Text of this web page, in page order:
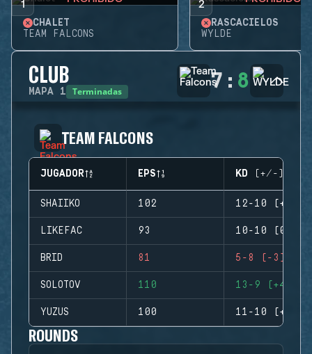
1
CHALET
TEAM FALCONS
2
RASCACIELOS
WYLDE
CLUB
MAPA 1 Terminadas 7 : 8
TEAM FALCONS
JUGADOR EPS KD (+/-)
SHAIIKO 102 12-10 (+2)
LIKEFAC 93 10-10 (0)
BRID 81 5-8 (-3)
SOLOTOV 110 13-9 (+4)
YUZUS 100 11-10 (+1)
ROUNDS